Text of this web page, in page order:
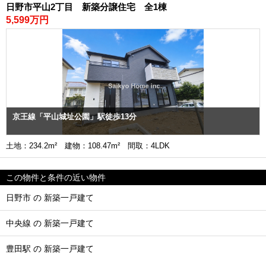
日野市平山2丁目 新築分譲住宅 全1棟
5,599万円
京王線「平山城址公園」駅徒歩13分
土地：234.2m² 建物：108.47m² 間取：4LDK
この物件と条件の近い物件
日野市 の 新築一戸建て
中央線 の 新築一戸建て
豊田駅 の 新築一戸建て